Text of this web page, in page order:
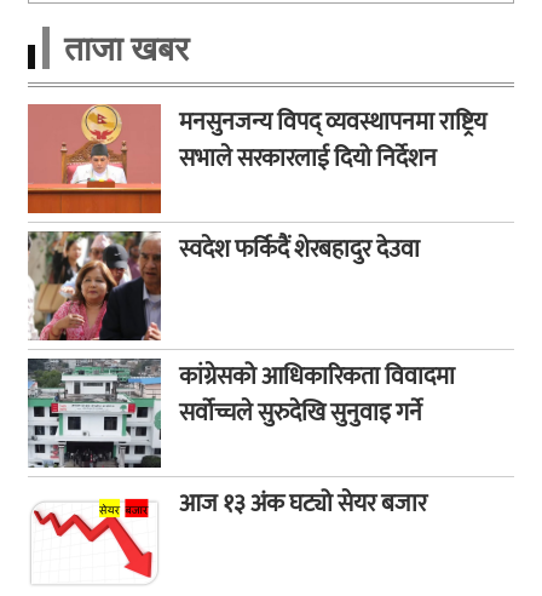
ताजा खबर
मनसुनजन्य विपद् व्यवस्थापनमा राष्ट्रिय
सभाले सरकारलाई दियो निर्देशन
स्वदेश फर्किदैं शेरबहादुर देउवा
कांग्रेसको आधिकारिकता विवादमा
सर्वोच्चले सुरुदेखि सुनुवाइ गर्ने
आज १३ अंक घट्यो सेयर बजार